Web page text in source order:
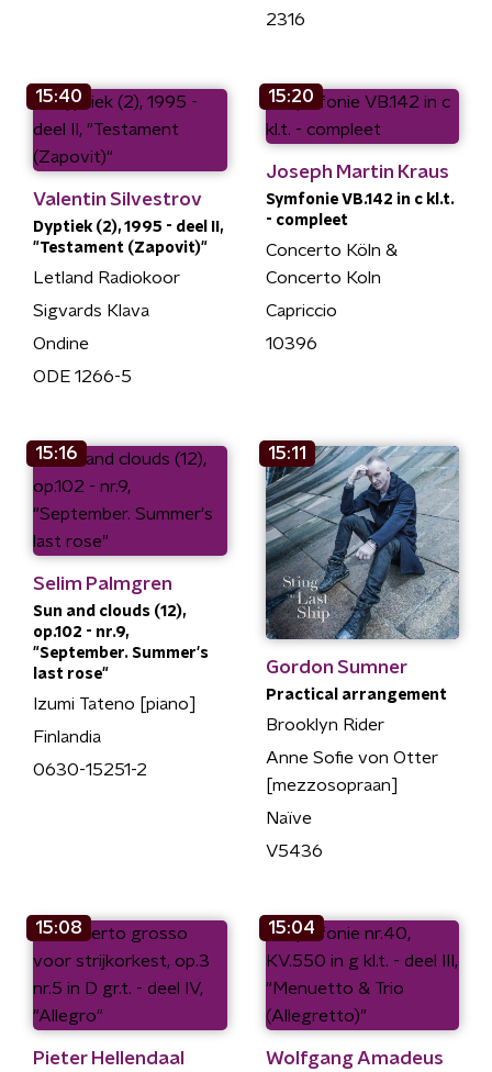
2316
15:40
Valentin Silvestrov
Dyptiek (2), 1995 - deel II,
"Testament (Zapovit)"
Letland Radiokoor
Sigvards Klava
Ondine
ODE 1266-5
15:20
Joseph Martin Kraus
Symfonie VB.142 in c kl.t.
- compleet
Concerto Köln &
Concerto Koln
Capriccio
10396
15:16
Selim Palmgren
Sun and clouds (12),
op.102 - nr.9,
"September. Summer's
last rose"
Izumi Tateno [piano]
Finlandia
0630-15251-2
15:11
Gordon Sumner
Practical arrangement
Brooklyn Rider
Anne Sofie von Otter
[mezzosopraan]
Naïve
V5436
15:08
Pieter Hellendaal
15:04
Wolfgang Amadeus